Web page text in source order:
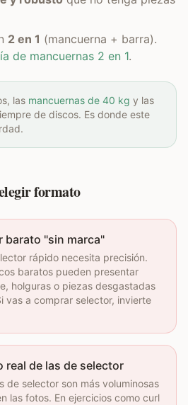
2 en 1 (mancuerna + barra).
de mancuernas 2 en 1.
las mancuernas de 40 kg y las
de discos. Es donde este
formato
barato "sin marca"
rápido necesita precisión.
baratos pueden presentar
holguras o piezas desgastadas
vas a comprar selector, invierte
real de las de selector
de selector son más voluminosas
las fotos. En ejercicios como curl